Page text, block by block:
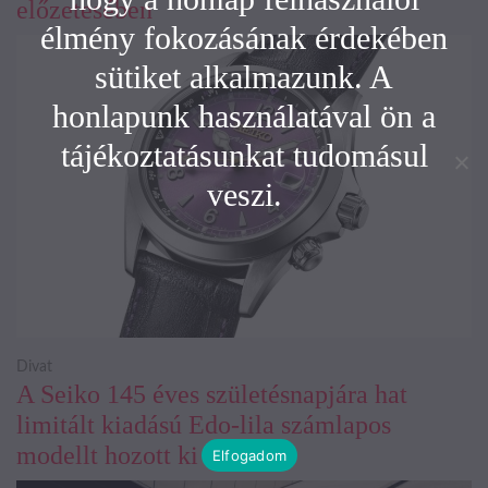
előzetesében
A Seiko 145 éves születésnapjára hat
limitált kiadású Edo-lila számlapos
modellt hozott ki
Divat
élmény fokozásának érdekében
sütiket alkalmazunk. A
honlapunk használatával ön a
tájékoztatásunkat tudomásul
veszi.
Elfogadom